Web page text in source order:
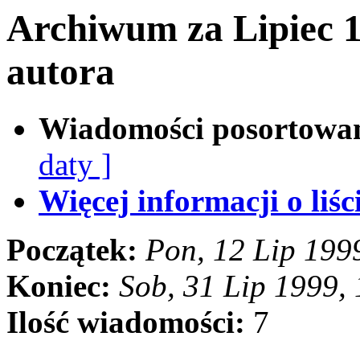
Archiwum za Lipiec
autora
Wiadomości
daty ]
Więcej informacji o
Początek: Pon, 12 Lip
Koniec: Sob, 31 Lip 1999,
Ilość wiadomości: 7